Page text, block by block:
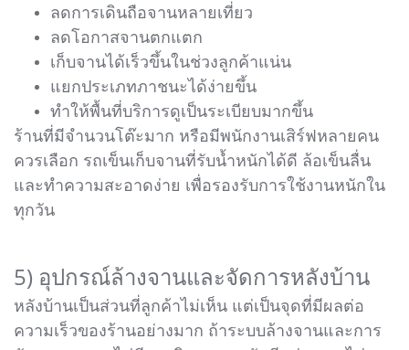
ลดการเดินถือจานหลายเที่ยว
ลดโอกาสจานตกแตก
เก็บจานได้เร็วขึ้นในช่วงลูกค้าแน่น
แยกประเภทภาชนะได้ง่ายขึ้น
ทำให้พื้นที่บริการดูเป็นระเบียบมากขึ้น
ร้านที่มีจำนวนโต๊ะมาก หรือมีพนักงานเสิร์ฟหลายคน
ควรเลือก รถเข็นเก็บจานที่รับน้ำหนักได้ดี ล้อเข็นลื่น
และทำความสะอาดง่าย เพื่อรองรับการใช้งานหนักใน
ทุกวัน
5) อุปกรณ์ล้างจานและจัดการหลังบ้าน
หลังบ้านเป็นส่วนที่ลูกค้าไม่เห็น แต่เป็นจุดที่มีผลต่อ
ความเร็วของร้านอย่างมาก ถ้าระบบล้างจานและการ